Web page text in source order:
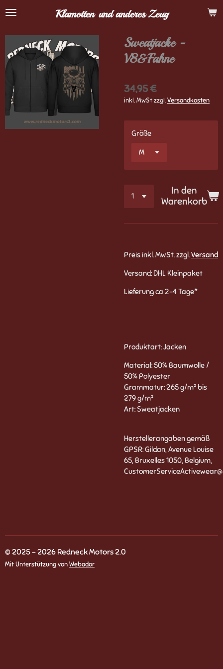
Zum
Klamotten und anderes Zeug
Sweatjacke -
V8&Fahne
34,95 €
inkl. MwSt zzgl.Versandkosten
Größe
In den
Warenkorb
Preis inkl. MwSt. zzgl.Versand
Versand: DHL Kleinpaket
Lieferung ca 2-4 Tage*
Produktart: Jacken
Material: 50% Baumwolle /
50% Polyester
Grammatur: 265 g/m² bis
279 g/m²
Art: Sweatjacken
Herstellerangaben gemäß
GPSR: Gildan, Avenue Louise
65, Bruxelles 1050, Belgium,
© 2025 - 2026 Redneck Motors 2.0
Mit Unterstützung vonWebador